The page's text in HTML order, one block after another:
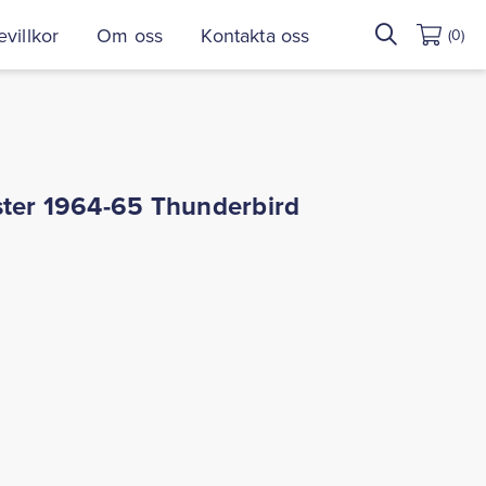
Om oss Kontakta oss
Sök
efter:
(0)
1964-65 Thunderbird